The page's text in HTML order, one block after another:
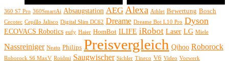
360 S7 Pro 360SmartAi Absaugstation AEG Alexa Athlet Bewertung Bosch
Cecotec Cepillo Jalisco Digital Slim DC62 Dreame Dreame Bot L10 Pro Dyson
ECOVACS Robotics eufy Haier HomBot ILIFE iRobot Laser LG Miele
Nassreiniger Neato Philips Preisvergleich Qihoo Roborock
Roborock S6 MaxV Roidmi Saugwischer Sichler Tineco V6 Video Vorwerk